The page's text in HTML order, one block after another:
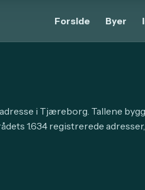
Forside Byer
i Tjæreborg. Tallene
1.634 registrerede adresser,